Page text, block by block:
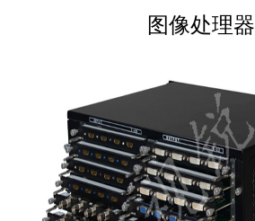
图像处理器